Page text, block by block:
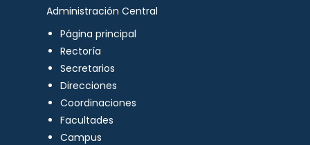
Administración Central
Página principal
Rectoría
Secretarios
Direcciones
Coordinaciones
Facultades
Campus